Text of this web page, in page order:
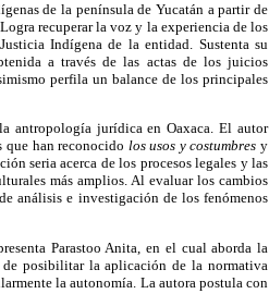
de la península de Yucatán a partir de
recuperar la voz y la experiencia de los
Indígena de la entidad. Sustenta su
a través de las actas de los juicios
perfila un balance de los principales
antropología jurídica en Oaxaca. El autor
que han reconocido los usos y costumbres y
seria acerca de los procesos legales y las
más amplios. Al evaluar los cambios
análisis e investigación de los fenómenos
Parastoo Anita, en el cual aborda la
posibilitar la aplicación de la normativa
la autonomía. La autora postula con